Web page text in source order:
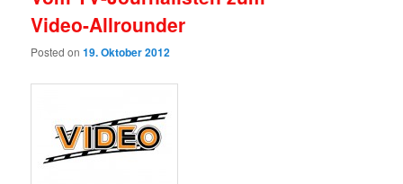
Video-Allrounder
Posted on19. Oktober 2012